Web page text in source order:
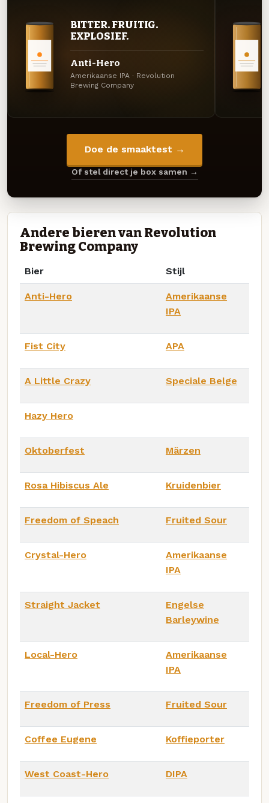
BITTER. FRUITIG.
EXPLOSIEF.
Anti-Hero
Amerikaanse IPA · Revolution
Brewing Company
Doe de smaaktest →
Of stel direct je box samen →
Andere bieren van Revolution
Brewing Company
Bier Stijl
Anti-Hero
Amerikaanse
IPA
Fist City APA
A Little Crazy Speciale Belge
Hazy Hero
Oktoberfest Märzen
Rosa Hibiscus Ale Kruidenbier
Freedom of Speach Fruited Sour
Crystal-Hero
Amerikaanse
IPA
Straight Jacket
Engelse
Barleywine
Local-Hero
Amerikaanse
IPA
Freedom of Press Fruited Sour
Coffee Eugene Koffieporter
West Coast-Hero DIPA